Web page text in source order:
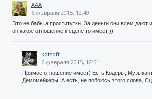
AAA
6 февраля 2015, 12:49
Это не бабы а проститутки. За деньги они всем дают
он какое отношение к сцене то имеет ))
kotsoft
6 февраля 2015, 12:51
Прямое отношение имеет) Есть Кодеры,
Демомейкеры. А есть, не побоюсь этого слова,